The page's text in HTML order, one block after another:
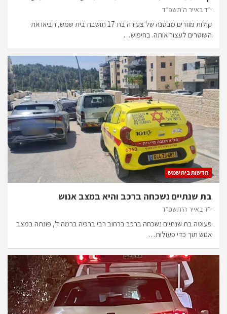
י״ד באייר ה׳תשפ״ד
קולות מוזרים מבטנה של צעירה בת 17 תושבת בית שמש, הביאו את
השוטרים לעצור אותה. בחיפוש…
חדשות בית שמש
בת שנתיים נשכחה ברכב והיא במצב אנוש
י״ד באייר ה׳תשפ״ד
פעוטה בת שנתיים נשכחה ברכב ברחוב רבי ברכיה ברמה ד', פונתה במצב
אנוש תוך כדי פעולות…